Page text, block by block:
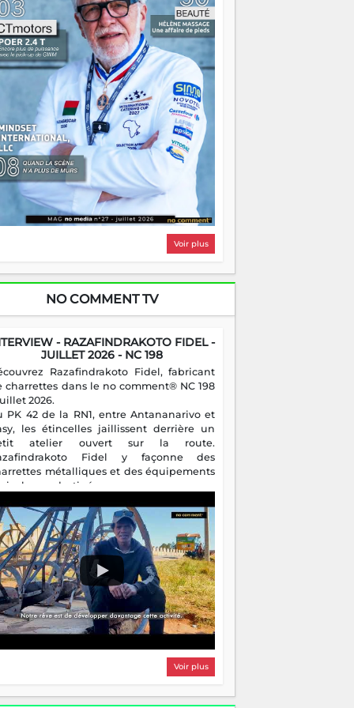
chez soi satisfait. Mais ce serait
à côté d'une chose essentielle. La
ça brûle fort — et parfois, ça brûle
Une flamme sans direction peut
autant qu'elle peut consumer. C'est
que les aînés entrent en scène — pas
reprendre le gouvernail, mais pour
où sont les récifs. Les jeunes ont la
les vieux ont l'expérience, comme on
Ce n'est pas un combat de générations
c'est une question d'équipage. Partagez
réussites, mais aussi vos échecs. Surtout
échecs, d'ailleurs — ils enseignent
que n'importe quel manuel. À
la barque avance. Il faut juste
que tout le monde rame dans le
Voir plus
NO COMMENT TV
- RAZAFINDRAKOTO FIDEL -
JUILLET 2026 - NC 198
Razafindrakoto Fidel, fabricant
charrettes dans le no comment® NC 198
2026.
PK 42 de la RN1, entre Antananarivo et
les étincelles jaillissent derrière un
atelier ouvert sur la route.
Fidel y façonne des
métalliques et des équipements
destinés aux campagnes
il perpétue un métier discret mais
Voir plus